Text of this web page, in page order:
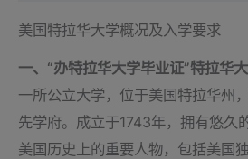
美国特拉华大学概况及入学要求
一、“办特拉华大学毕业证”特拉华
一所公立大学，位于美国特拉华州
先学府。成立于1743年，拥有悠久
美国历史上的重要人物，包括美国